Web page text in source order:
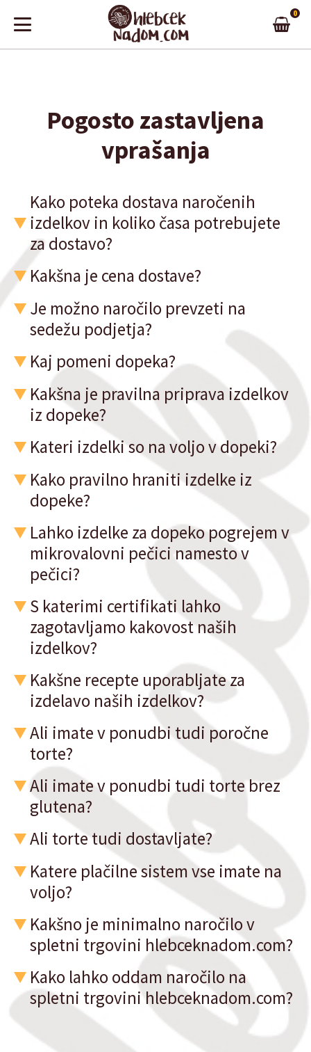
0
Pogosto zastavljena
vprašanja
Kako poteka dostava naročenih
izdelkov in koliko časa potrebujete
za dostavo?
Kakšna je cena dostave?
Je možno naročilo prevzeti na
sedežu podjetja?
Kaj pomeni dopeka?
Kakšna je pravilna priprava izdelkov
iz dopeke?
Kateri izdelki so na voljo v dopeki?
Kako pravilno hraniti izdelke iz
dopeke?
Lahko izdelke za dopeko pogrejem v
mikrovalovni pečici namesto v
pečici?
S katerimi certifikati lahko
zagotavljamo kakovost naših
izdelkov?
Kakšne recepte uporabljate za
izdelavo naših izdelkov?
Ali imate v ponudbi tudi poročne
torte?
Ali imate v ponudbi tudi torte brez
glutena?
Ali torte tudi dostavljate?
Katere plačilne sistem vse imate na
voljo?
Kakšno je minimalno naročilo v
spletni trgovini hlebceknadom.com?
Kako lahko oddam naročilo na
spletni trgovini hlebceknadom.com?